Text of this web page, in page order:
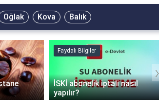
Oğlak Kova Balık
Faydalı Bilgiler
İSKİ abonelik iptali nasıl
yapılır?